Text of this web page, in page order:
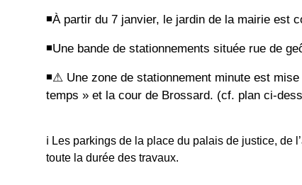
◾️À partir du 7 janvier, le jardin de la mairie
◾️Une bande de stationnements située rue de
◾️⚠ Une zone de stationnement minute est
temps » et la cour de Brossard. (cf. plan ci-
ℹ Les parkings de la place du palais de justice, de
toute la durée des travaux.